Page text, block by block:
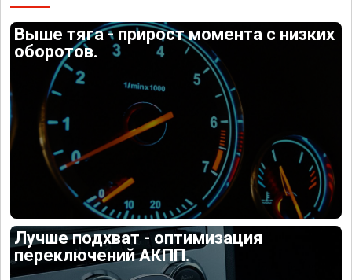
Выше тяга - прирост момента с низких
оборотов.
Лучше подхват - оптимизация
переключений АКПП.